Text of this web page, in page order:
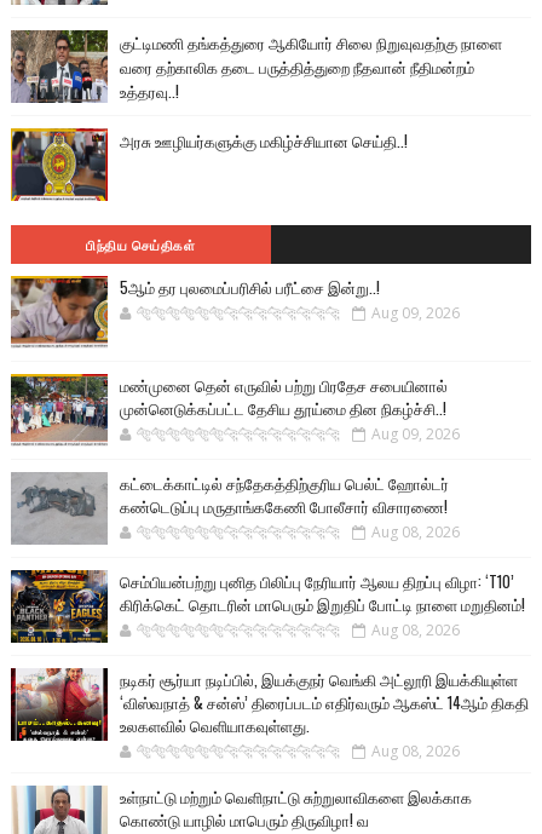
குட்டிமணி தங்கத்துரை ஆகியோர் சிலை நிறுவுவதற்கு நாளை
வரை தற்காலிக தடை பருத்தித்துறை நீதவான் நீதிமன்றம்
உத்தரவு..!
அரசு ஊழியர்களுக்கு மகிழ்ச்சியான செய்தி..!
பிந்திய செய்திகள்
5ஆம் தர புலமைப்பரிசில் பரீட்சை இன்று..!
🐅🐅🐅🐅🐅🐅🐆🐆🐆🐆🐆🐆🐆🐆 Aug 09, 2026
மண்முனை தென் எருவில் பற்று பிரதேச சபையினால்
முன்னெடுக்கப்பட்ட தேசிய தூய்மை தின நிகழ்ச்சி..!
🐅🐅🐅🐅🐅🐅🐆🐆🐆🐆🐆🐆🐆🐆 Aug 09, 2026
கட்டைக்காட்டில் சந்தேகத்திற்குரிய பெல்ட் ஹோல்டர்
கண்டெடுப்பு மருதாங்ககேணி போலீசார் விசாரணை!
🐅🐅🐅🐅🐅🐅🐆🐆🐆🐆🐆🐆🐆🐆 Aug 08, 2026
செம்பியன்பற்று புனித பிலிப்பு நேரியார் ஆலய திறப்பு விழா: ‘T10’
கிரிக்கெட் தொடரின் மாபெரும் இறுதிப் போட்டி நாளை மறுதினம்!
🐅🐅🐅🐅🐅🐅🐆🐆🐆🐆🐆🐆🐆🐆 Aug 08, 2026
நடிகர் சூர்யா நடிப்பில், இயக்குநர் வெங்கி அட்லூரி இயக்கியுள்ள
‘விஸ்வநாத் & சன்ஸ்’ திரைப்படம் எதிர்வரும் ஆகஸ்ட் 14ஆம் திகதி
உலகளவில் வெளியாகவுள்ளது.
🐅🐅🐅🐅🐅🐅🐆🐆🐆🐆🐆🐆🐆🐆 Aug 08, 2026
உள்நாட்டு மற்றும் வெளிநாட்டு சுற்றுலாவிகளை இலக்காக
கொண்டு யாழில் மாபெரும் திருவிழா! வ